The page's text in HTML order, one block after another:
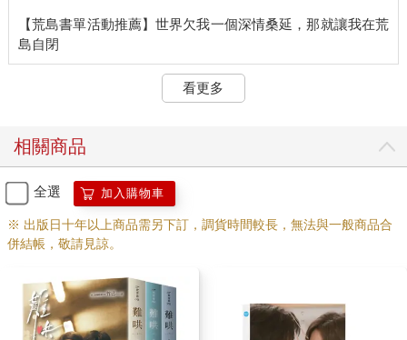
「那我還是嫖鬼吧。」拿起手機，溫以凡走出廁所，「至少不花
錢，免費。」
鐘思喬：『誰說要花錢了，男人也可以白嫖啊。』
況。隨即，她猶豫地補了句，合約到期之後，可能不會再續租
了。
兩個月前，她從宜荷搬來南蕪市。
現在住的房子是鐘思喬幫忙找的，沒有什麼大問題。
唯一的不便就是，這是個合租的房子。房東將一個二十幾坪的房
子改裝成三個獨立的房間，每個房間都有一個廁所，所以沒有廚
房和陽臺等設施。但勝在價格便宜。
溫以凡對住處沒有太大的要求，況且這裡交通便利，周遭也熱
鬧，她還考慮過乾脆長期租下來。
直到某天，她出門時恰好碰上隔壁的男人。漸漸地便演變成現在
【荒島書單活動推薦】世界欠我一個深情桑延，那就讓我在荒
看更多
相關商品
全選 加入購物車
※ 出版日十年以上商品需另下訂，調貨時間較長，無法與一般商品合
併結帳，敬請見諒。